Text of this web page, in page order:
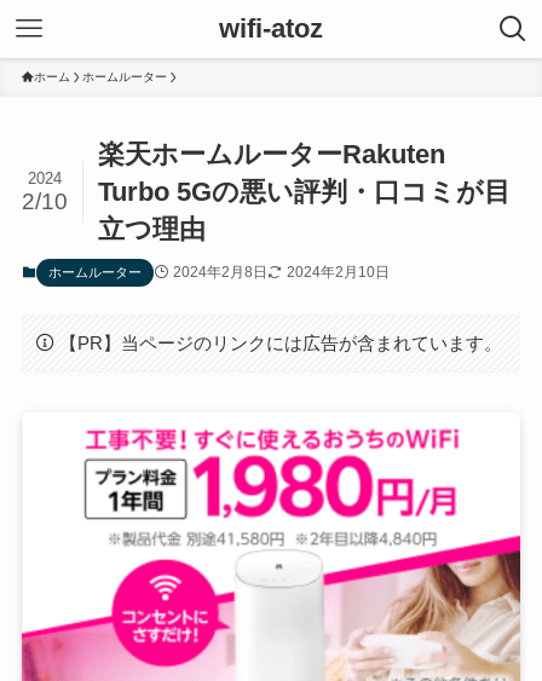
wifi-atoz
ホーム ホームルーター
楽天ホームルーターRakuten
Turbo 5Gの悪い評判・口コミが目
立つ理由
2024
2/10
ホームルーター 2024年2月8日 2024年2月10日
【PR】当ページのリンクには広告が含まれています。